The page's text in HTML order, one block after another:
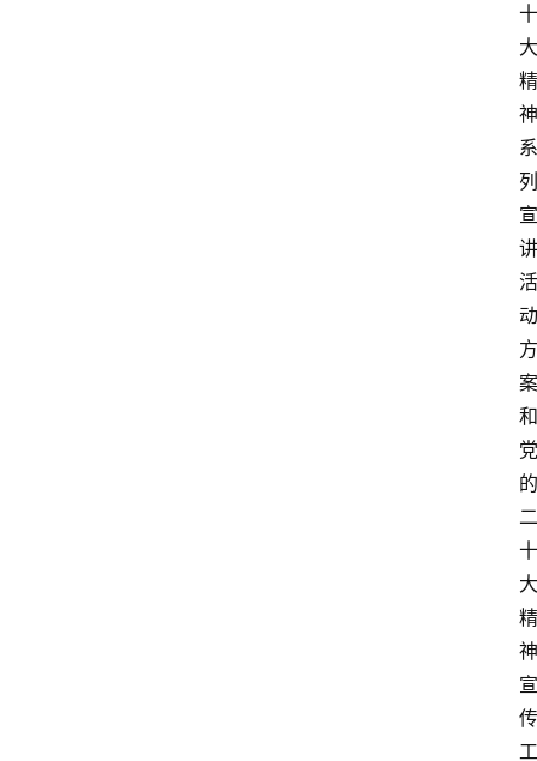
十
大
精
神
系
列
宣
讲
活
动
方
案
和
党
的
二
十
大
精
神
宣
传
工